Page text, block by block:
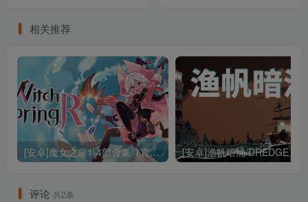
相关推荐
[安卓]魔女之泉1-4部合集（官中）
评论 共2条